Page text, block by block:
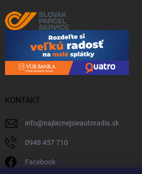
KONTAKT
info@najlacnejsieautoradia.sk
0948 457 710
Facebook